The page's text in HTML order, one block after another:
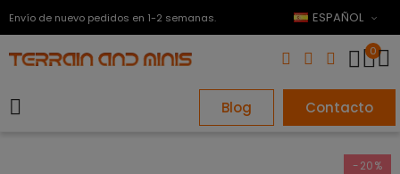
Envío de nuevo pedidos en 1-2 semanas. ESPAÑOL
0
Blog Contacto
-20%